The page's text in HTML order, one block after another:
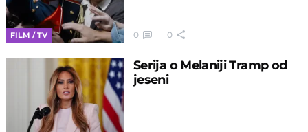
FILM / TV 0 0
Serija o Melaniji Tramp od
jeseni